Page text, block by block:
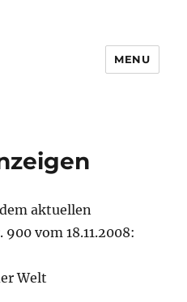
MENU
aktuellen
vom 18.11.2008:
Welt